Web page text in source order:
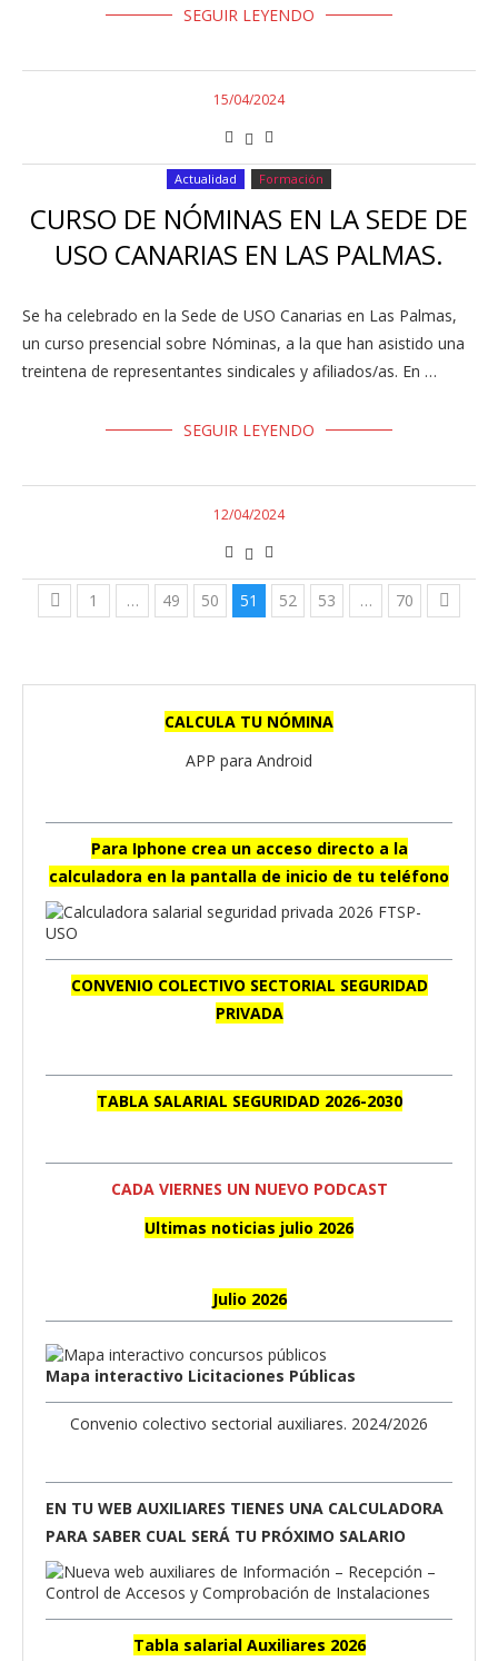
SEGUIR LEYENDO
15/04/2024
Actualidad Formación
CURSO DE NÓMINAS EN LA SEDE DE
USO CANARIAS EN LAS PALMAS.
Se ha celebrado en la Sede de USO Canarias en Las Palmas,
un curso presencial sobre Nóminas, a la que han asistido una
treintena de representantes sindicales y afiliados/as. En …
SEGUIR LEYENDO
12/04/2024
1 … 49 50 51 52 53 … 70
CALCULA TU NÓMINA
APP para Android
Para Iphone crea un acceso directo a la
calculadora en la pantalla de inicio de tu teléfono
CONVENIO COLECTIVO SECTORIAL SEGURIDAD
PRIVADA
TABLA SALARIAL SEGURIDAD 2026-2030
CADA VIERNES UN NUEVO PODCAST
Ultimas noticias julio 2026
Julio 2026
Mapa interactivo Licitaciones Públicas
Convenio colectivo sectorial auxiliares. 2024/2026
EN TU WEB AUXILIARES TIENES UNA CALCULADORA
PARA SABER CUAL SERÁ TU PRÓXIMO SALARIO
Tabla salarial Auxiliares 2026